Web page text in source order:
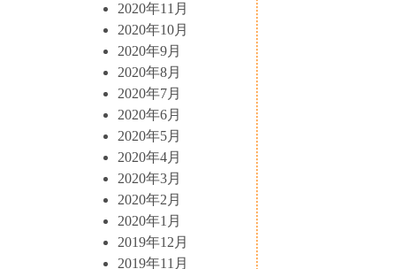
2020年11月
2020年10月
2020年9月
2020年8月
2020年7月
2020年6月
2020年5月
2020年4月
2020年3月
2020年2月
2020年1月
2019年12月
2019年11月